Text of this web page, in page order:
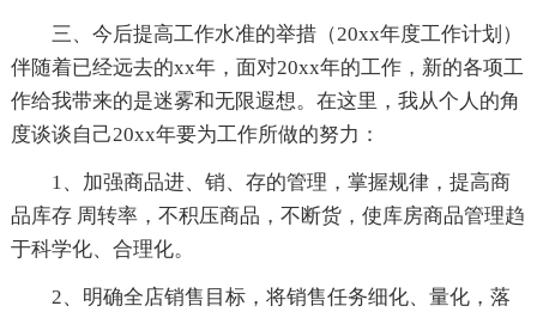
三、今后提高工作水准的举措（20xx年度工作计划）
伴随着已经远去的xx年，面对20xx年的工作，新的各项工
作给我带来的是迷雾和无限遐想。在这里，我从个人的角
度谈谈自己20xx年要为工作所做的努力：
1、加强商品进、销、存的管理，掌握规律，提高商
品库存 周转率，不积压商品，不断货，使库房商品管理趋
于科学化、合理化。
2、明确全店销售目标，将销售任务细化、量化，落